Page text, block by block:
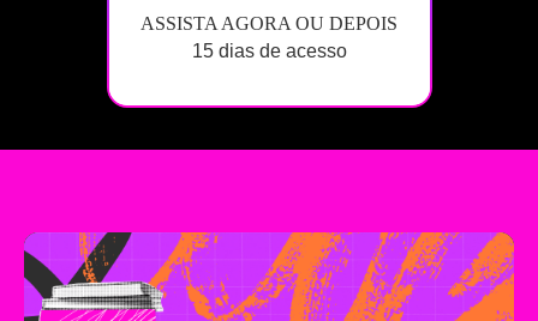
ASSISTA AGORA OU DEPOIS
15 dias de acesso